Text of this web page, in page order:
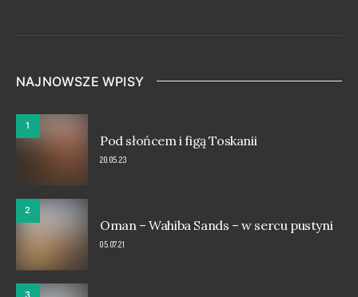
NAJNOWSZE WPISY
1
Pod słońcem i figą Toskanii
20.05.23
2
Oman – Wahiba Sands – w sercu pustyni
05.07.21
3